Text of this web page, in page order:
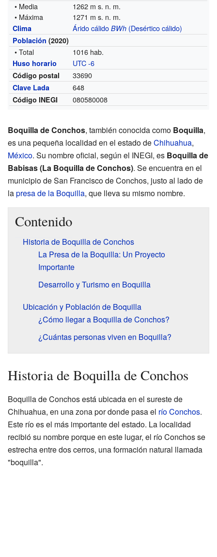
• Media
1262 m s. n. m.
• Máxima
1271 m s. n. m.
Clima Árido cálidoBWh (Desértico cálido)
Población (2020)
• Total 1016 hab.
Huso horario UTC -6
Código postal 33690
Clave Lada 648
Código INEGI 080580008
Boquilla de Conchos, también conocida como Boquilla,
es una pequeña localidad en el estado deChihuahua,
México. Su nombre oficial, según el INEGI, es Boquilla de
Babisas (La Boquilla de Conchos). Se encuentra en el
municipio de San Francisco de Conchos, justo al lado de
lapresa de la Boquilla, que lleva su mismo nombre.
Contenido
Historia de Boquilla de Conchos
La Presa de la Boquilla: Un Proyecto
Importante
Desarrollo y Turismo en Boquilla
Ubicación y Población de Boquilla
¿Cómo llegar a Boquilla de Conchos?
¿Cuántas personas viven en Boquilla?
Historia de Boquilla de Conchos
Boquilla de Conchos está ubicada en el sureste de
Chihuahua, en una zona por donde pasa el río Conchos.
Este río es el más importante del estado. La localidad
recibió su nombre porque en este lugar, el río Conchos se
estrecha entre dos cerros, una formación natural llamada
"boquilla".